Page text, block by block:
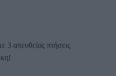
3 απευθείας πτήσεις